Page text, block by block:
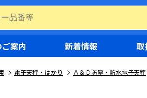
案内 新着情報 取
電子天秤・はかり Ａ＆Ｄ防塵・防水電子天秤